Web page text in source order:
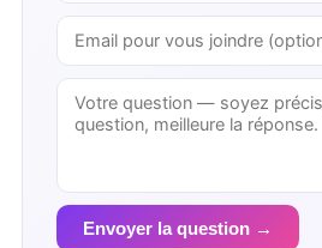
Envoyer la question →